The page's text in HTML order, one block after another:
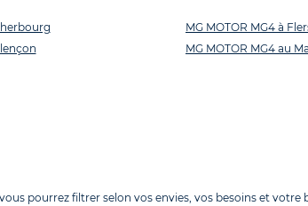
MG MOTOR MG4 à
MG MOTOR MG4 au
pourrez filtrer selon vos envies, vos besoins et